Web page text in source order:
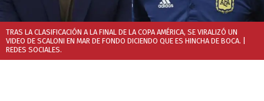
TRAS LA CLASIFICACIÓN A LA FINAL DE LA COPA AMÉRICA, SE VIRALIZÓ UN
VIDEO DE SCALONI EN MAR DE FONDO DICIENDO QUE ES HINCHA DE BOCA.
REDES SOCIALES.